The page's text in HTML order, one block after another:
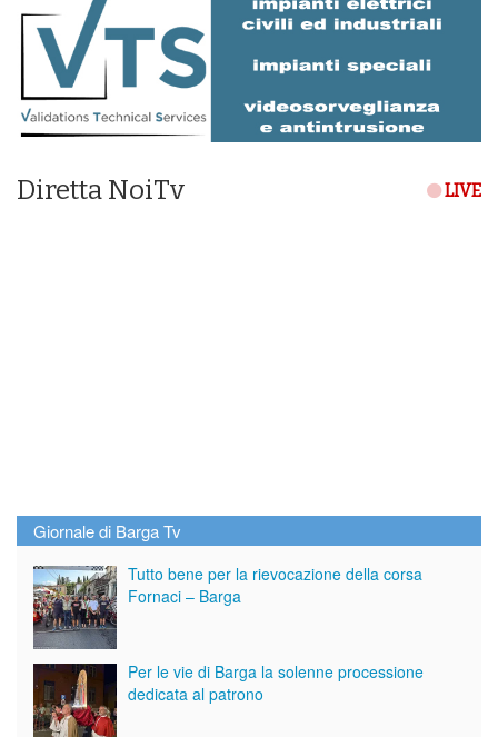
Diretta NoiTv LIVE
Giornale di Barga Tv
Tutto bene per la rievocazione della corsa
Fornaci – Barga
Per le vie di Barga la solenne processione
dedicata al patrono